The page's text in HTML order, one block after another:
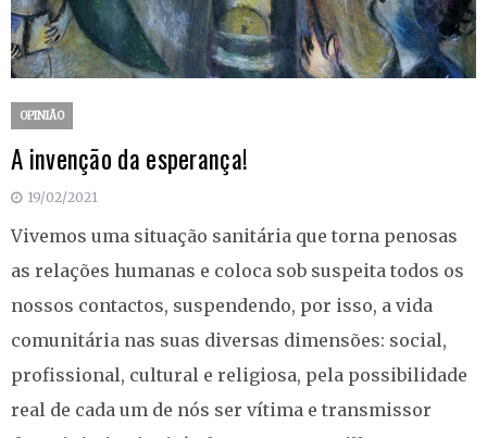
OPINIÃO
A invenção da esperança!
19/02/2021
Vivemos uma situação sanitária que torna penosas
as relações humanas e coloca sob suspeita todos os
nossos contactos, suspendendo, por isso, a vida
comunitária nas suas diversas dimensões: social,
profissional, cultural e religiosa, pela possibilidade
real de cada um de nós ser vítima e transmissor